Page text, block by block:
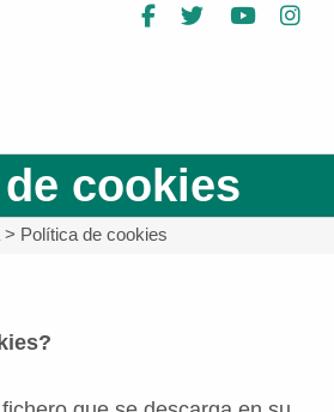
Facebook
Twitter
cookies
> Política de cookies